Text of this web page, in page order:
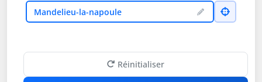
VilleMandelieu-la-napoule
Réinitialiser